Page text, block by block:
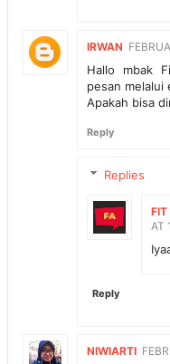
IRWAN
Hallo mbak
pesan melalui
Apakah bisa
Reply
Replies
FIT
AT
Reply
NIWIARTI